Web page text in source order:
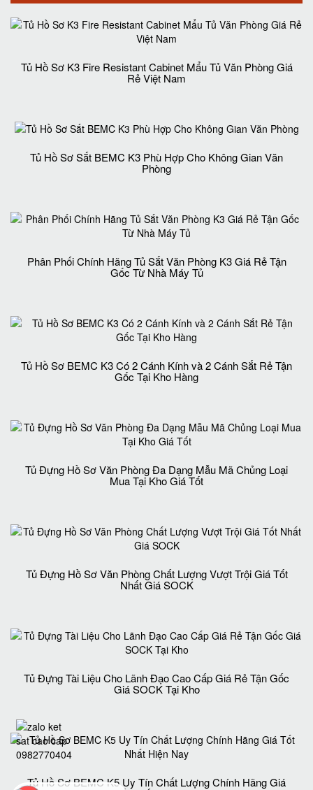
Tủ Hồ Sơ K3 Fire Resistant Cabinet Mẩu Tủ Văn Phòng Giá
Rẻ Việt Nam
Tủ Hồ Sơ Sắt BEMC K3 Phù Hợp Cho Không Gian Văn
Phòng
Phân Phối Chính Hãng Tủ Sắt Văn Phòng K3 Giá Rẻ Tận
Gốc Từ Nhà Máy Tủ
Tủ Hồ Sơ BEMC K3 Có 2 Cánh Kính và 2 Cánh Sắt Rẻ Tận
Gốc Tại Kho Hàng
Tủ Đựng Hồ Sơ Văn Phòng Đa Dạng Mẫu Mã Chủng Loại
Mua Tại Kho Giá Tốt
Tủ Đựng Hồ Sơ Văn Phòng Chất Lượng Vượt Trội Giá Tốt
Nhất Giá SOCK
Tủ Đựng Tài Liệu Cho Lãnh Đạo Cao Cấp Giá Rẻ Tận Gốc
Giá SOCK Tại Kho
Tủ Hồ Sơ BEMC K5 Uy Tín Chất Lượng Chính Hãng Giá